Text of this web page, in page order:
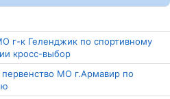
г-к Геленджик по спортивному
кросс-выбор
МО г.Армавир по